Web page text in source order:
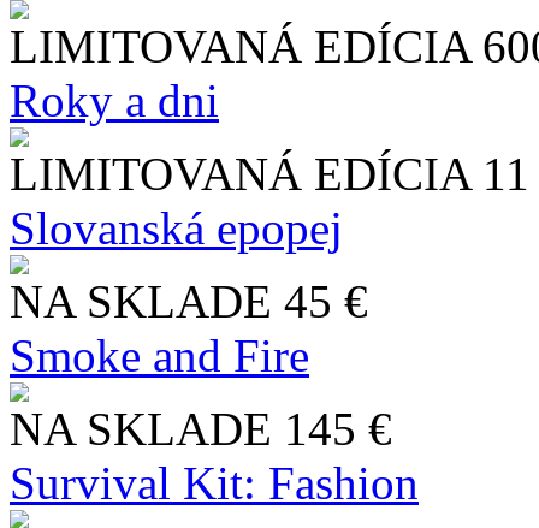
LIMITOVANÁ EDÍCIA
Roky a dni
LIMITOVANÁ EDÍCIA
Slo​vanská epopej
NA SKLADE 45 €
Smoke and Fire
NA SKLADE 145 €
Survival Kit: Fashion